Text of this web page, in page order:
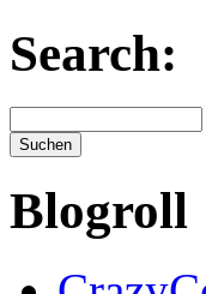
Search:
Blogroll